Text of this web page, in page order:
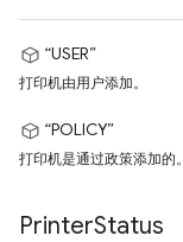
“USER”
打印机由用户添加。
“POLICY”
打印机是通过政策添加的。
PrinterStatus